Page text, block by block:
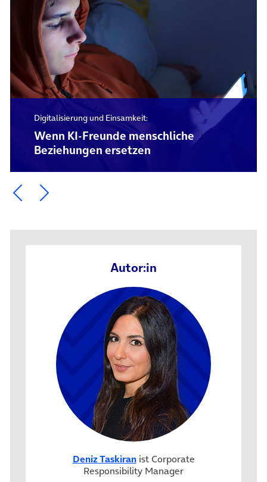
Digitalisierung und Einsamkeit:
Wenn KI-Freunde menschliche
Beziehungen ersetzen
Ein Element zurück blättern
Ein Element weiter blättern
Autor:in
Deniz Taskiranist Corporate
Responsibility Manager